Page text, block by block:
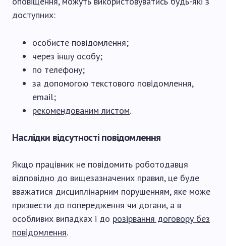
доступних:
особисте повідомлення;
через іншу особу;
по телефону;
за допомогою текстового повідомлення,
email;
рекомендованим листом.
Наслідки відсутності повідомлення
Якщо працівник не повідомить роботодавця
відповідно до вищезазначених правил, це буде
вважатися дисциплінарним порушенням, яке може
призвести до попередження чи догани, а в
особливих випадках і до розірвання договору без
повідомлення.